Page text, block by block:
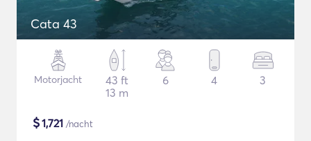
Cata 43
Motorjacht
43 ft
13 m
6 4 3
$1,721 /nacht